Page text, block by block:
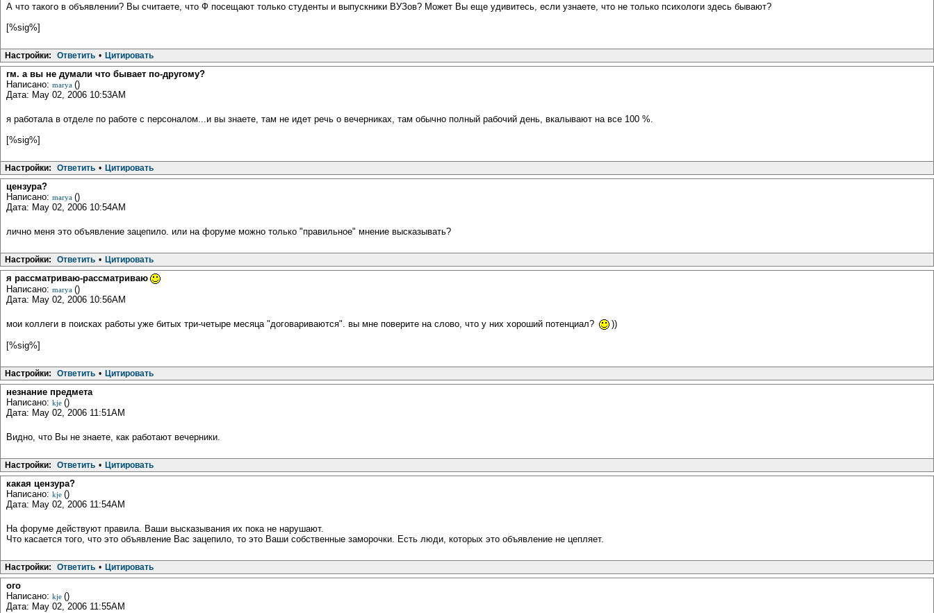
А что такого в объявлении? Вы считаете, что Ф посещают только студенты и выпускники ВУЗов? Может Вы еще удивитесь, если узнаете, что не только психологи здесь бывают?
[%sig%]
Настройки: Ответить • Цитировать
гм. а вы не думали что бывает по-другому?
Написано: marya ()
Дата: May 02, 2006 10:53AM
я работала в отделе по работе с персоналом...и вы знаете, там не идет речь о вечерниках, там обычно полный рабочий день, вкалывают на все 100 %.
[%sig%]
Настройки: Ответить • Цитировать
цензура?
Написано: marya ()
Дата: May 02, 2006 10:54AM
лично меня это объявление зацепило. или на форуме можно только "правильное" мнение высказывать?
Настройки: Ответить • Цитировать
я рассматриваю-рассматриваю
Написано: marya ()
Дата: May 02, 2006 10:56AM
мои коллеги в поисках работы уже битых три-четыре месяца "договариваются". вы мне поверите на слово, что у них хороший потенциал? ))
[%sig%]
Настройки: Ответить • Цитировать
незнание предмета
Написано: kje ()
Дата: May 02, 2006 11:51AM
Видно, что Вы не знаете, как работают вечерники.
Настройки: Ответить • Цитировать
какая цензура?
Написано: kje ()
Дата: May 02, 2006 11:54AM
На форуме действуют правила. Ваши высказывания их пока не нарушают.
Что касается того, что это объявление Вас зацепило, то это Ваши собственные заморочки. Есть люди, которых это объявление не цепляет.
Настройки: Ответить • Цитировать
ого
Написано: kje ()
Дата: May 02, 2006 11:55AM